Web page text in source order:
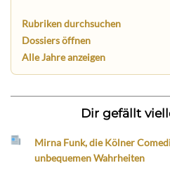
Rubriken durchsuchen
Dossiers öffnen
Alle Jahre anzeigen
Dir gefällt
Mirna Funk, die Kölner
unbequemen Wahrheiten